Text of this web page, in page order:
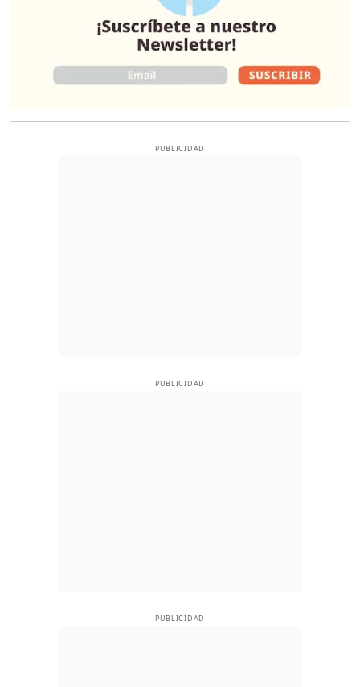
PUBLICIDAD
PUBLICIDAD
PUBLICIDAD